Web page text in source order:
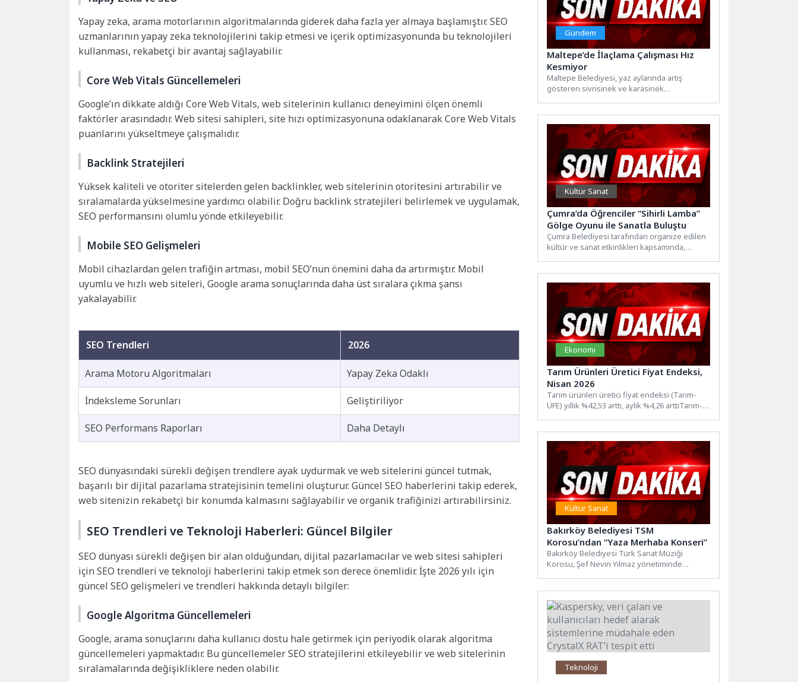
Yapay zeka, arama motorlarının algoritmalarında giderek daha fazla yer almaya başlamıştır. SEO
uzmanlarının yapay zeka teknolojilerini takip etmesi ve içerik optimizasyonunda bu teknolojileri
kullanması, rekabetçi bir avantaj sağlayabilir.
Core Web Vitals Güncellemeleri
Google’ın dikkate aldığı Core Web Vitals, web sitelerinin kullanıcı deneyimini ölçen önemli
faktörler arasındadır. Web sitesi sahipleri, site hızı optimizasyonuna odaklanarak Core Web Vitals
puanlarını yükseltmeye çalışmalıdır.
Backlink Stratejileri
Yüksek kaliteli ve otoriter sitelerden gelen backlinkler, web sitelerinin otoritesini artırabilir ve
sıralamalarda yükselmesine yardımcı olabilir. Doğru backlink stratejileri belirlemek ve uygulamak,
SEO performansını olumlu yönde etkileyebilir.
Mobile SEO Gelişmeleri
Mobil cihazlardan gelen trafiğin artması, mobil SEO’nun önemini daha da artırmıştır. Mobil
uyumlu ve hızlı web siteleri, Google arama sonuçlarında daha üst sıralara çıkma şansı
yakalayabilir.
SEO Trendleri 2026
Arama Motoru Algoritmaları Yapay Zeka Odaklı
İndeksleme Sorunları Geliştiriliyor
SEO Performans Raporları Daha Detaylı
SEO dünyasındaki sürekli değişen trendlere ayak uydurmak ve web sitelerini güncel tutmak,
başarılı bir dijital pazarlama stratejisinin temelini oluşturur. Güncel SEO haberlerini takip ederek,
web sitenizin rekabetçi bir konumda kalmasını sağlayabilir ve organik trafiğinizi artırabilirsiniz.
SEO Trendleri ve Teknoloji Haberleri: Güncel Bilgiler
SEO dünyası sürekli değişen bir alan olduğundan, dijital pazarlamacılar ve web sitesi sahipleri
için SEO trendleri ve teknoloji haberlerini takip etmek son derece önemlidir. İşte 2026 yılı için
güncel SEO gelişmeleri ve trendleri hakkında detaylı bilgiler:
Google Algoritma Güncellemeleri
Google, arama sonuçlarını daha kullanıcı dostu hale getirmek için periyodik olarak algoritma
güncellemeleri yapmaktadır. Bu güncellemeler SEO stratejilerini etkileyebilir ve web sitelerinin
sıralamalarında değişikliklere neden olabilir.
Gündem
Maltepe’de İlaçlama Çalışması Hız
Kesmiyor
Maltepe Belediyesi, yaz aylarında artış
gösteren sivrisinek ve karasinek
Kültür Sanat
Çumra’da Öğrenciler “Sihirli Lamba”
Gölge Oyunu ile Sanatla Buluştu
Çumra Belediyesi tarafından organize edilen
kültür ve sanat etkinlikleri kapsamında,
Ekonomi
Tarım Ürünleri Üretici Fiyat Endeksi,
Nisan 2026
Tarım ürünleri üretici fiyat endeksi (Tarım-
ÜFE) yıllık %42,53 arttı, aylık %4,26 arttıTarım-
Kültür Sanat
Bakırköy Belediyesi TSM
Korosu’ndan “Yaza Merhaba Konseri”
Bakırköy Belediyesi Türk Sanat Müziği
Korosu, Şef Nevin Yılmaz yönetiminde
Teknoloji